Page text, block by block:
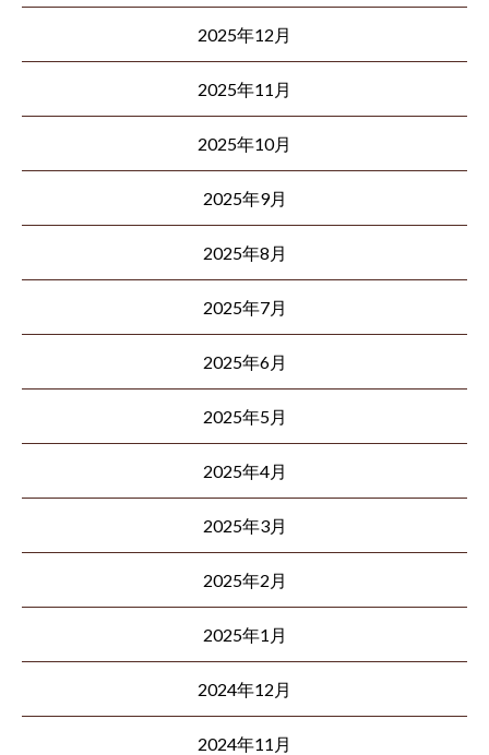
2025年12月
2025年11月
2025年10月
2025年9月
2025年8月
2025年7月
2025年6月
2025年5月
2025年4月
2025年3月
2025年2月
2025年1月
2024年12月
2024年11月